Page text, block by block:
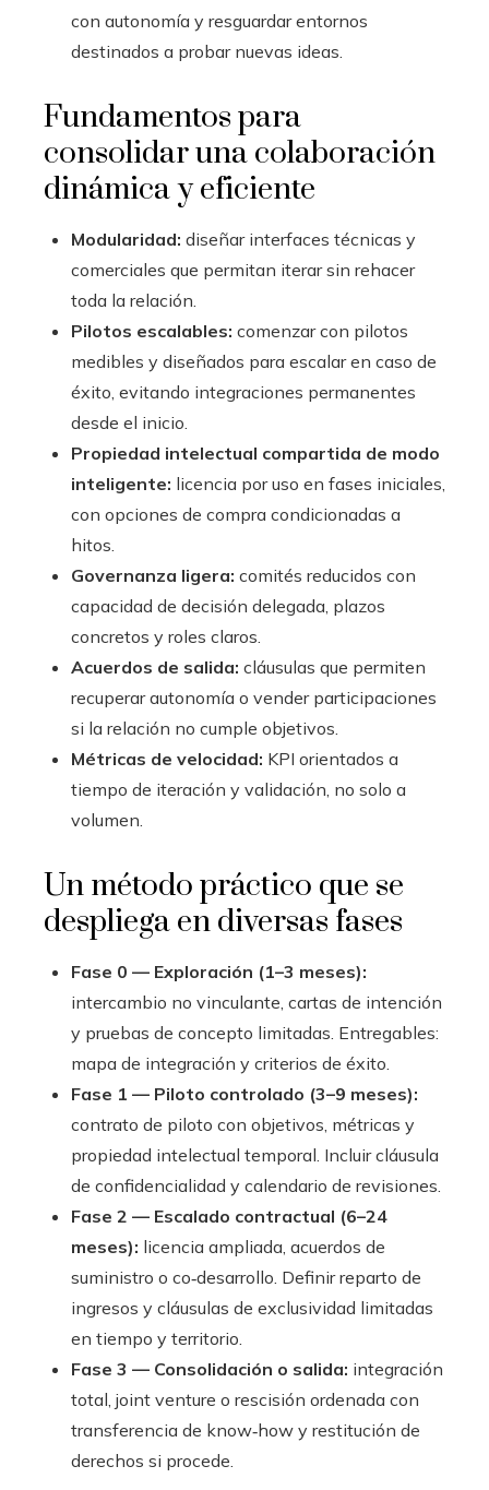
con autonomía y resguardar entornos
destinados a probar nuevas ideas.
Fundamentos para
consolidar una colaboración
dinámica y eficiente
Modularidad: diseñar interfaces técnicas y
comerciales que permitan iterar sin rehacer
toda la relación.
Pilotos escalables: comenzar con pilotos
medibles y diseñados para escalar en caso de
éxito, evitando integraciones permanentes
desde el inicio.
Propiedad intelectual compartida de modo
inteligente: licencia por uso en fases iniciales,
con opciones de compra condicionadas a
hitos.
Governanza ligera: comités reducidos con
capacidad de decisión delegada, plazos
concretos y roles claros.
Acuerdos de salida: cláusulas que permiten
recuperar autonomía o vender participaciones
si la relación no cumple objetivos.
Métricas de velocidad: KPI orientados a
tiempo de iteración y validación, no solo a
volumen.
Un método práctico que se
despliega en diversas fases
Fase 0 — Exploración (1–3 meses):
intercambio no vinculante, cartas de intención
y pruebas de concepto limitadas. Entregables:
mapa de integración y criterios de éxito.
Fase 1 — Piloto controlado (3–9 meses):
contrato de piloto con objetivos, métricas y
propiedad intelectual temporal. Incluir cláusula
de confidencialidad y calendario de revisiones.
Fase 2 — Escalado contractual (6–24
meses): licencia ampliada, acuerdos de
suministro o co‑desarrollo. Definir reparto de
ingresos y cláusulas de exclusividad limitadas
en tiempo y territorio.
Fase 3 — Consolidación o salida: integración
total, joint venture o rescisión ordenada con
transferencia de know‑how y restitución de
derechos si procede.